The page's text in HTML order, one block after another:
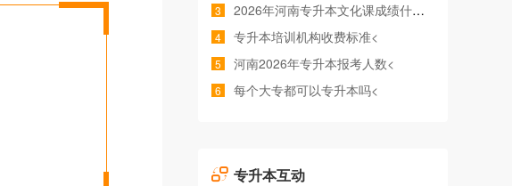
3 2026年河南专升本文化课成绩什么时候公布<
4 专升本培训机构收费标准<
5 河南2026年专升本报考人数<
6 每个大专都可以专升本吗<
专升本互动